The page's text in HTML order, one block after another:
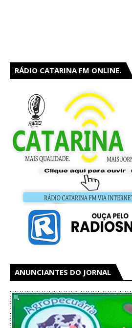
RÁDIO CATARINA FM ONLINE.
ANUNCIANTES DO JORNAL